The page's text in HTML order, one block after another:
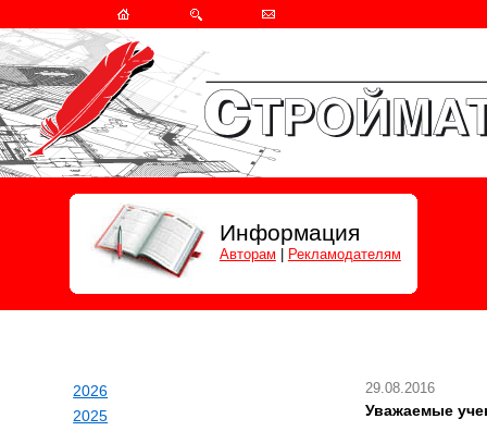
Информация
Авторам Рекламодателям
2026
2025
29.08.2016
Уважаемые